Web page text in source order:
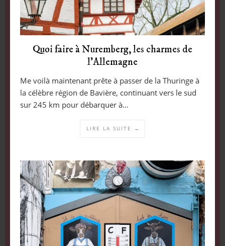
Quoi faire à Nuremberg, les charmes de
l’Allemagne
Me voilà maintenant prête à passer de la Thuringe à
la célèbre région de Bavière, continuant vers le sud
sur 245 km pour débarquer à…
LIRE LA SUITE →